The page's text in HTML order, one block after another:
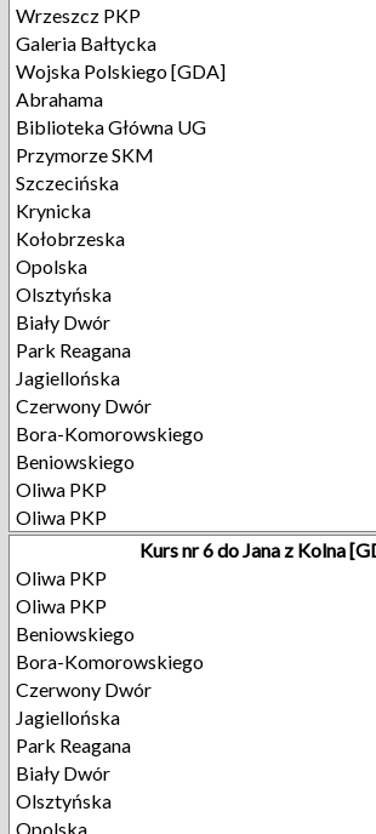
Wrzeszcz PKP
Galeria Bałtycka
Wojska Polskiego [GDA]
Abrahama
Biblioteka Główna UG
Przymorze SKM
Szczecińska
Krynicka
Kołobrzeska
Opolska
Olsztyńska
Biały Dwór
Park Reagana
Jagiellońska
Czerwony Dwór
Bora-Komorowskiego
Beniowskiego
Oliwa PKP
Oliwa PKP
Kurs nr 6 do Jana z Kolna
Oliwa PKP
Oliwa PKP
Beniowskiego
Bora-Komorowskiego
Czerwony Dwór
Jagiellońska
Park Reagana
Biały Dwór
Olsztyńska
Opolska